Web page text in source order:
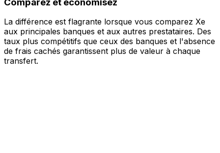
La différence est flagrante lorsque vous comparez Xe
aux principales banques et aux autres prestataires. Des
taux plus compétitifs que ceux des banques et l'absence
de frais cachés garantissent plus de valeur à chaque
transfert.